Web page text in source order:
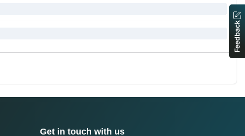
Get in touch with us
Feedback